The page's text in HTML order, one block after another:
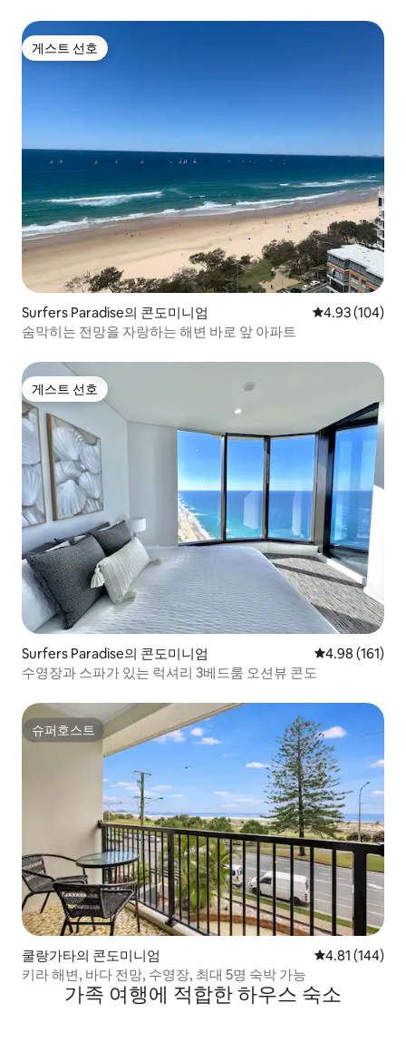
게스트 선호
게스트 선호
Surfers Paradise의 콘도미니엄 평점 4.93점(5
4.93 (104)
숨막히는 전망을 자랑하는 해변 바로 앞 아파트
게스트 선호
게스트 선호
Surfers Paradise의 콘도미니엄 평점 4.98점(5
4.98 (161)
수영장과 스파가 있는 럭셔리 3베드룸 오션뷰 콘도
슈퍼호스트
슈퍼호스트
쿨랑가타의 콘도미니엄 평점 4.81점(5
4.81 (144)
키라 해변, 바다 전망, 수영장, 최대 5명 숙박 가능
가족 여행에 적합한 하우스 숙소